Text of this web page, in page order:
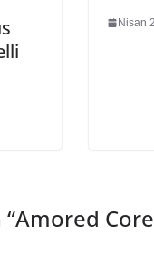
Nisan
Amored